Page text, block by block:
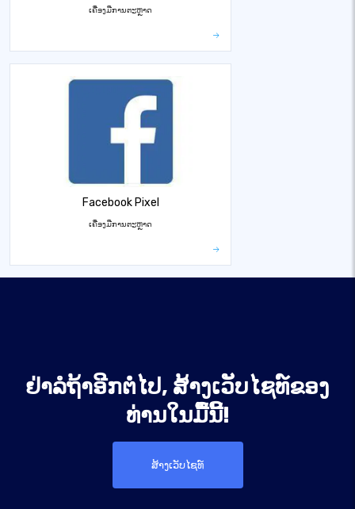
ເຄື່ອງມືການຕະຫຼາດ
Facebook Pixel
ເຄື່ອງມືການຕະຫຼາດ
ຢ່າລໍຖ້າອີກຕໍ່ໄປ, ສ້າງເວັບໄຊທ໌ຂອງ
ທ່ານໃນມື້ນີ້!
ສ້າງເວັບໄຊທ໌